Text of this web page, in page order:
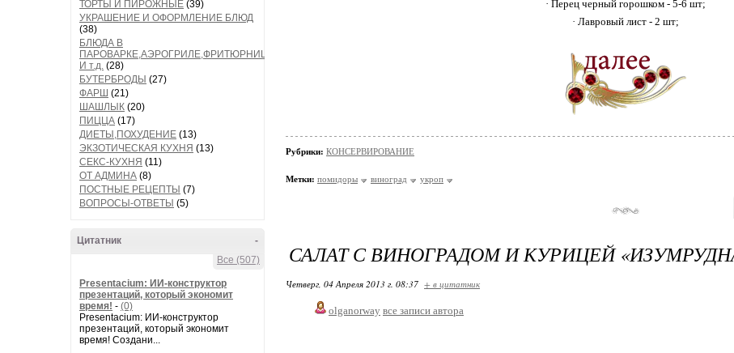
ТОРТЫ И ПИРОЖНЫЕ (39)
УКРАШЕНИЕ И ОФОРМЛЕНИЕ БЛЮД
(38)
БЛЮДА В
ПАРОВАРКЕ,АЭРОГРИЛЕ,ФРИТЮРНИЦЕ
И т.д. (28)
БУТЕРБРОДЫ (27)
ФАРШ (21)
ШАШЛЫК (20)
ПИЦЦА (17)
ДИЕТЫ,ПОХУДЕНИЕ (13)
ЭКЗОТИЧЕСКАЯ КУХНЯ (13)
СЕКС-КУХНЯ (11)
ОТ АДМИНА (8)
ПОСТНЫЕ РЕЦЕПТЫ (7)
ВОПРОСЫ-ОТВЕТЫ (5)
-
Цитатник
Все (507)
Presentacium: ИИ‑конструктор
презентаций, который экономит
время! - (0)
Presentacium: ИИ‑конструктор
презентаций, который экономит
время! Создани...
· Перец черный горошком - 5-6 шт;
· Лавровый лист - 2 шт;
Рубрики: КОНСЕРВИРОВАНИЕ
Метки: помидоры виноград укроп
САЛАТ С ВИНОГРАДОМ И КУРИЦЕЙ
Четверг, 04 Апреля 2013 г. 08:37 + в цитатник
olganorway все записи автора